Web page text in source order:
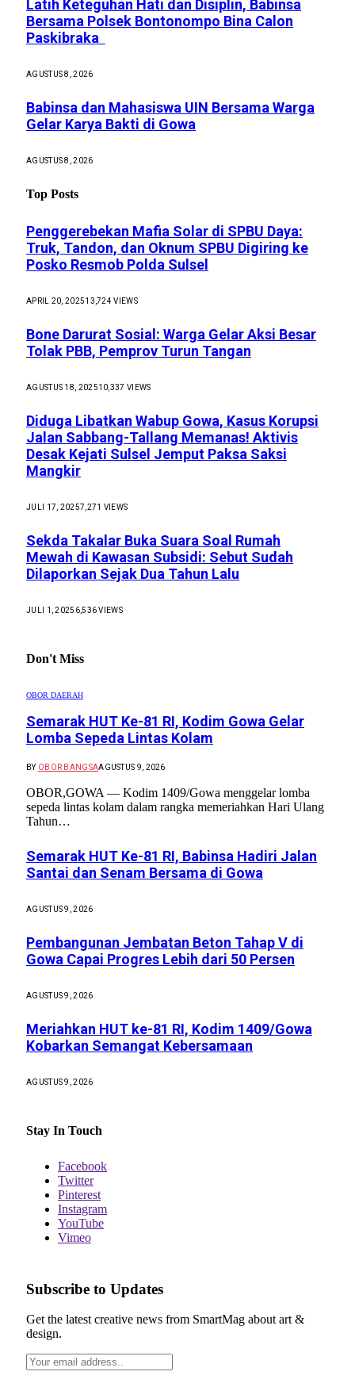
Latih Keteguhan Hati dan Disiplin, Babinsa
Bersama Polsek Bontonompo Bina Calon
Paskibraka
AGUSTUS 8, 2026
Babinsa dan Mahasiswa UIN Bersama Warga
Gelar Karya Bakti di Gowa
AGUSTUS 8, 2026
Top Posts
Penggerebekan Mafia Solar di SPBU Daya:
Truk, Tandon, dan Oknum SPBU Digiring ke
Posko Resmob Polda Sulsel
APRIL 20, 202513,724VIEWS
Bone Darurat Sosial: Warga Gelar Aksi Besar
Tolak PBB, Pemprov Turun Tangan
AGUSTUS 18, 202510,337 VIEWS
Diduga Libatkan Wabup Gowa, Kasus Korupsi
Jalan Sabbang-Tallang Memanas! Aktivis
Desak Kejati Sulsel Jemput Paksa Saksi
Mangkir
JULI 17, 20257,271 VIEWS
Sekda Takalar Buka Suara Soal Rumah
Mewah di Kawasan Subsidi: Sebut Sudah
Dilaporkan Sejak Dua Tahun Lalu
JULI 1, 2025 6,536VIEWS
Don't Miss
OBOR DAERAH
Semarak HUT Ke-81 RI, Kodim Gowa Gelar
Lomba Sepeda Lintas Kolam
BY OBOR BANGSAAGUSTUS 9, 2026
OBOR,GOWA — Kodim 1409/Gowa menggelar lomba
sepeda lintas kolam dalam rangka memeriahkan Hari Ulang
Tahun…
Semarak HUT Ke-81 RI, Babinsa Hadiri Jalan
Santai dan Senam Bersama di Gowa
AGUSTUS 9, 2026
Pembangunan Jembatan Beton Tahap V di
Gowa Capai Progres Lebih dari 50 Persen
AGUSTUS 9, 2026
Meriahkan HUT ke-81 RI, Kodim 1409/Gowa
Kobarkan Semangat Kebersamaan
AGUSTUS 9, 2026
Stay In Touch
Facebook
Twitter
Pinterest
Instagram
YouTube
Vimeo
Subscribe to Updates
Get the latest creative news from SmartMag about art &
design.